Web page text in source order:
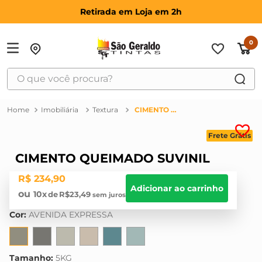
Retirada em Loja em 2h
0
O que você procura?
Imobiliária Textura CIMENTO QUEIMADO SUVINIL
Frete Grátis
CIMENTO QUEIMADO SUVINIL
R$ 234,90
10 R$23,49
Adicionar ao carrinho
Cor: AVENIDA EXPRESSA
Tamanho: 5KG
3º
haus
4º
tinta
montana
7º
massa acrilica